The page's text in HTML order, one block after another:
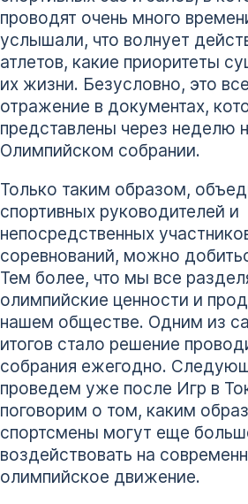
проводят очень много
услышали, что волнует
атлетов, какие приоритеты
их жизни. Безусловно, это
отражение в документах,
представлены через неделю
Олимпийском собрании.
Только таким образом,
спортивных руководителей и
непосредственных
соревнований, можно
Тем более, что мы все
олимпийские ценности и
нашем обществе. Одним из
итогов стало решение
собрания ежегодно.
проведем уже после Игр в
поговорим о том, каким
спортсмены могут еще
воздействовать на
олимпийское движение.